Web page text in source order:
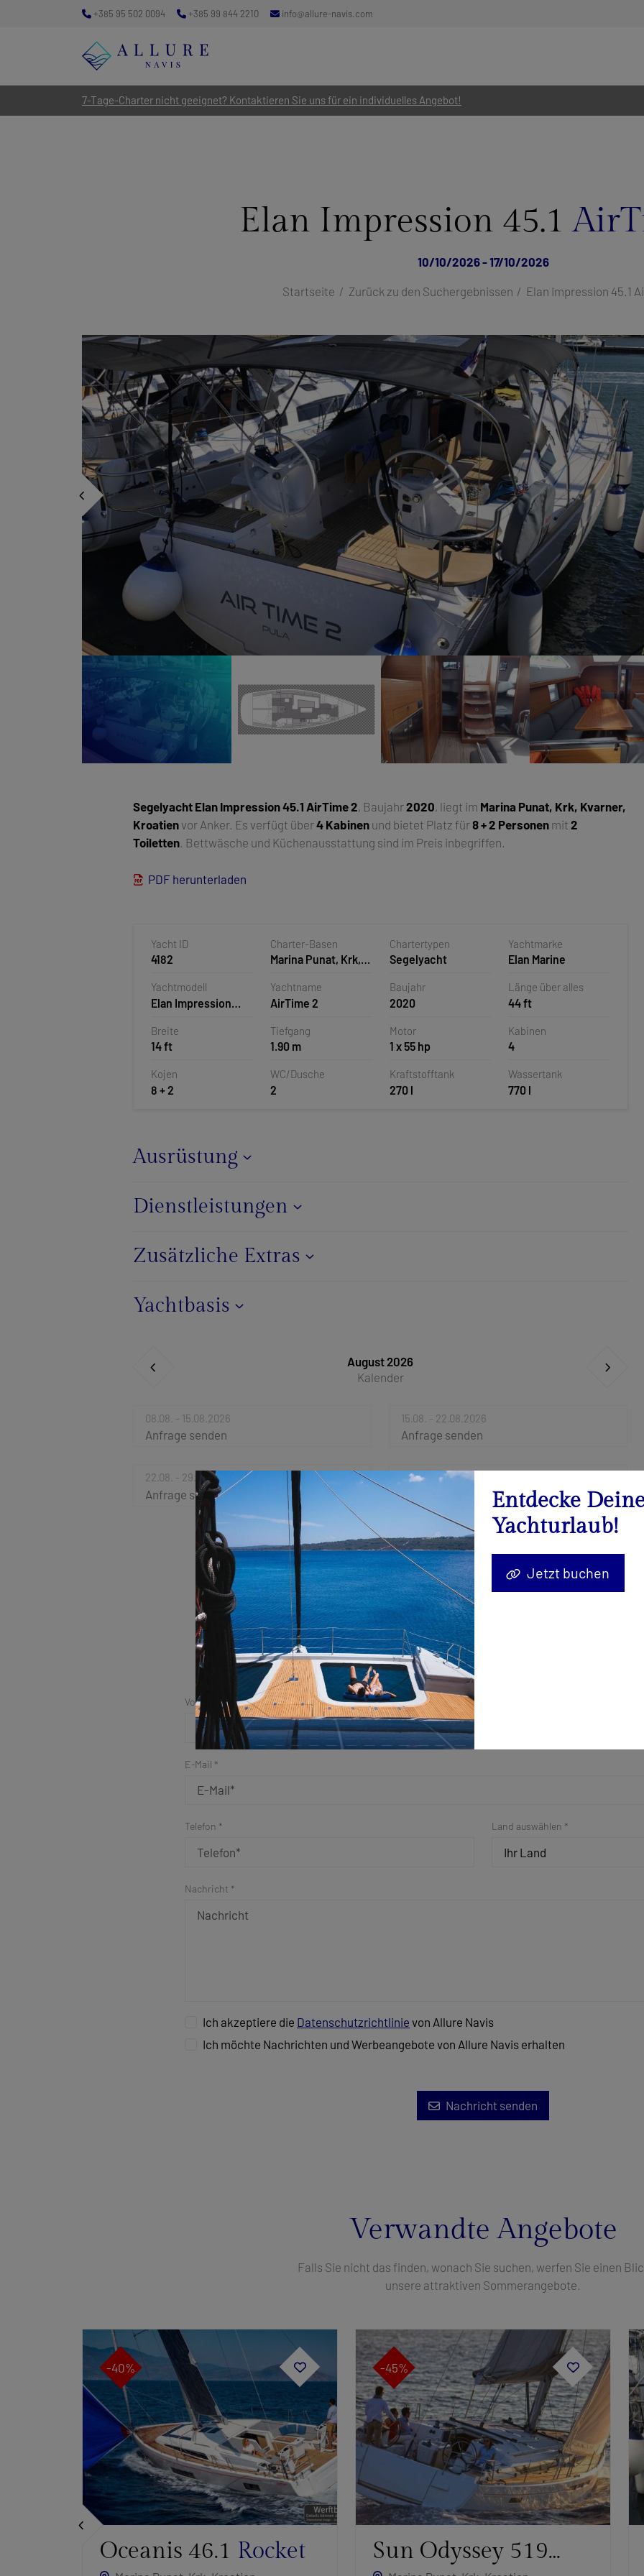
7-Tage-Charter nicht geeignet? Kontaktieren Sie uns für ein individuelles Angebot!
+385 95 502 0094 +385 99 844 2210 info@allure-navis.com
Elan Impression 45.1
10/10/2026 - 17/10/2026
Startseite Zurück zu den Suchergebnissen Elan Impression 45.1
Segelyacht Elan Impression 45.1 AirTime 2, Baujahr2020, liegt im Marina Punat, Krk, Kvarner,
Kroatien vor Anker. Es verfügt über4 Kabinen und bietet Platz für8 + 2 Personen mit2
Toiletten . Bettwäsche und Küchenausstattung sind im Preis inbegriffen.
PDF herunterladen
Yacht ID
4182
Charter-Basen
Marina Punat, Krk,
Chartertypen
Segelyacht
Yachtmarke
Elan Marine
Yachtmodell
Elan Impression
Yachtname
AirTime 2
Baujahr
2020
Länge über alles
44 ft
Breite
14 ft
Tiefgang
1.90 m
Motor
1 x 55 hp
Kabinen
4
Kojen
8 + 2
WC/Dusche
2
Kraftstofftank
270 l
Wassertank
770 l
Ausrüstung
Dienstleistungen
Zusätzliche Extras
Yachtbasis
August 2026
Kalender
08.08. - 15.08.2026
Anfrage senden
15.08. - 22.08.2026
Anfrage senden
22.08. - 29.08.2026
Anfrage senden
29.08. - 05.09.2026
Anfrage senden
Vorname *
E-Mail *
Telefon * Land auswählen *
Ihr Land
Nachricht *
Ich akzeptiere die Datenschutzrichtlinie von Allure Navis
Ich möchte Nachrichten und Werbeangebote von Allure Navis erhalten
Nachricht senden
Verwandte Angebote
Falls Sie nicht das finden, wonach Sie suchen, werfen Sie einen
unsere attraktiven Sommerangebote.
-40%
Oceanis 46.1 Rocket
-45%
Sun Odyssey 519
Entdecke
Yachturlaub!
Jetzt buchen